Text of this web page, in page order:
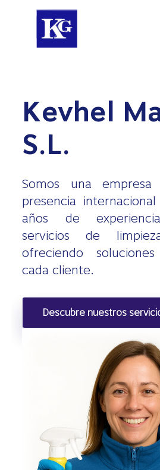
Kevhel
S.L.
Somos una empresa
presencia
años de
servicios de
ofreciendo
cada cliente.
Descubre nuestros